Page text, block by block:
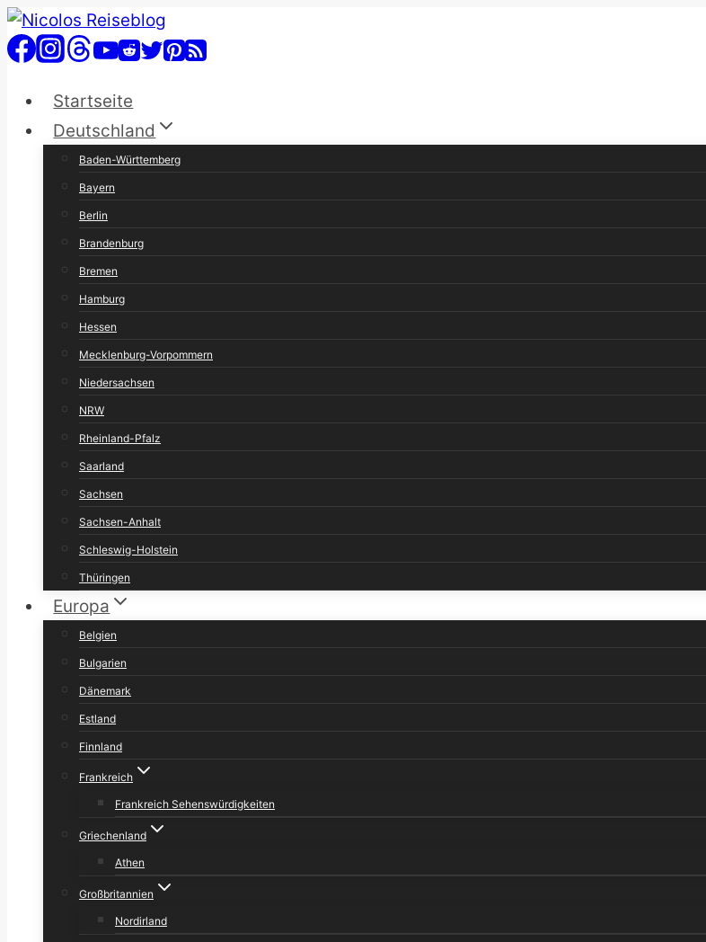
Zum
Inhalt
Startseite
Deutschland
Baden-Württemberg
Bayern
Berlin
Brandenburg
Bremen
Hamburg
Hessen
Mecklenburg-Vorpommern
Niedersachsen
NRW
Rheinland-Pfalz
Saarland
Sachsen
Sachsen-Anhalt
Schleswig-Holstein
Thüringen
Europa
Belgien
Bulgarien
Dänemark
Estland
Finnland
Frankreich
Frankreich Sehenswürdigkeiten
Griechenland
Athen
Großbritannien
Nordirland